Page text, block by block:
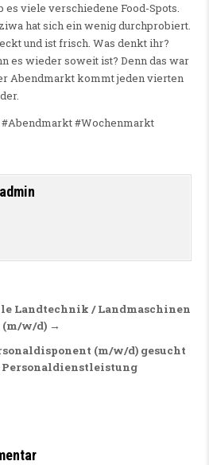
es viele verschiedene Food-Spots.
hat sich ein wenig durchprobiert.
und ist frisch. Was denkt ihr?
es wieder soweit ist? Denn das war
Abendmarkt kommt jeden vierten
#Abendmarkt #Wochenmarkt
admin
Landtechnik / Landmaschinen
(m/w/d) →
(m/w/d) gesucht
Personaldienstleistung